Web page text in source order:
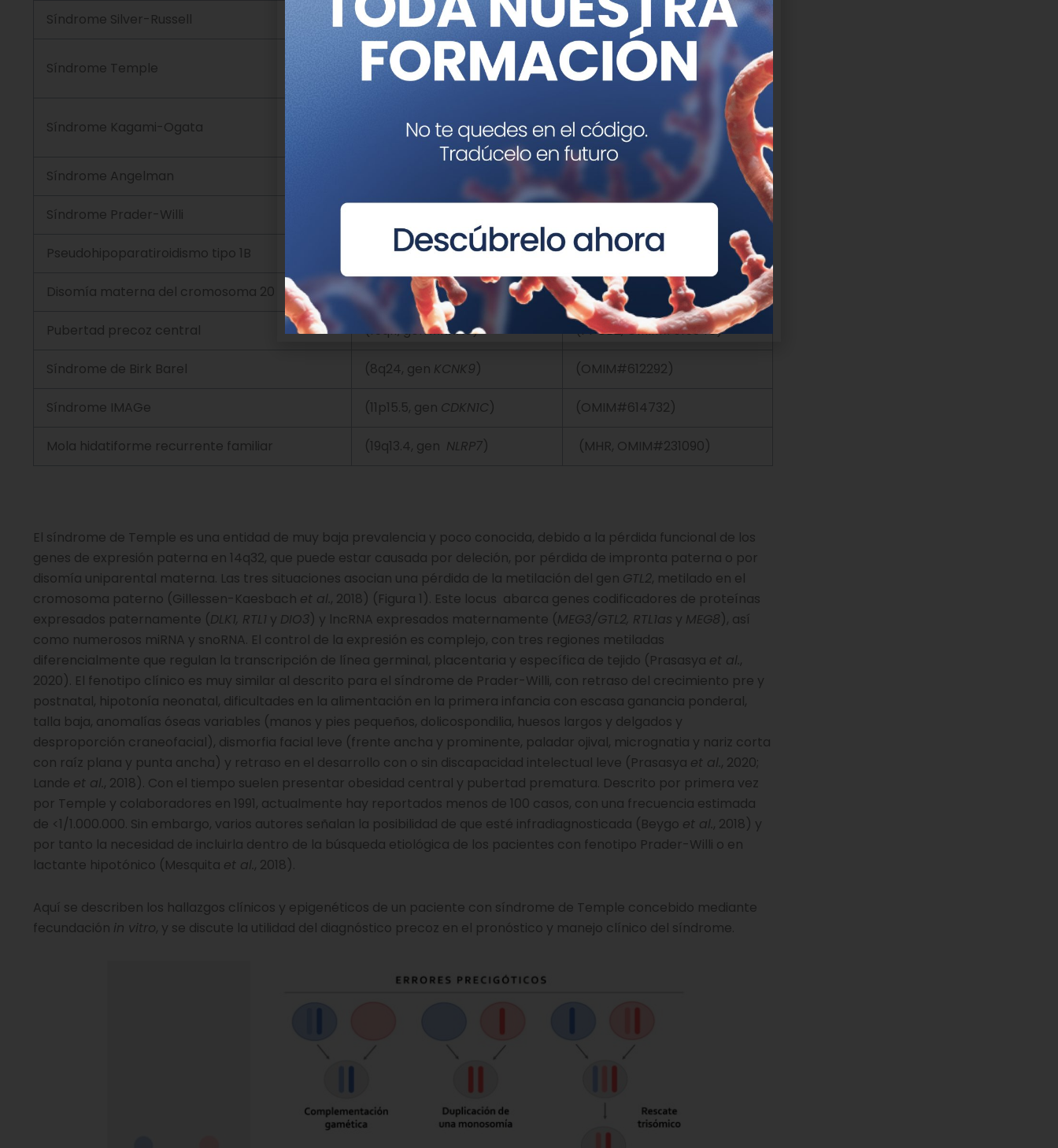
Síndrome Silver-Russell (11p15) (SRS, OMIM#180860)
Síndrome Temple (14q32)
(síndrome UPD 14 materna)
(OMIM#616222)
Síndrome Kagami-Ogata (14q32)
síndrome (UPD 14 paterna)
(OMIM#608149)
Síndrome Angelman (AS, OMIM#105830)
Síndrome Prader-Willi
Pseudohipoparatiroidismo tipo 1B (20q13) (PHP1B, OMIM#603233)
Disomía materna del cromosoma 20 (20q11-q13) (MBCS, #617352)
Pubertad precoz central (15q11, genMKRN3) (PPCB2, OMIM#615346)
Síndrome de Birk Barel (8q24, gen KCNK9) (OMIM#612292)
Síndrome IMAGe (11p15.5, gen CDKN1C) (OMIM#614732)
Mola hidatiforme recurrente familiar (19q13.4, gen NLRP7) (MHR, OMIM#231090)
El síndrome de Temple es una entidad de muy baja prevalencia y poco conocida, debido a la pérdida funcional de los
genes de expresión paterna en 14q32, que puede estar causada por deleción, por pérdida de impronta paterna o por
disomía uniparental materna. Las tres situaciones asocian una pérdida de la metilación del gen GTL2, metilado en el
cromosoma paterno (Gillessen-Kaesbach et al., 2018) (Figura 1). Este locus abarca genes codificadores de proteínas
expresados ​​paternamente (DLK1, RTL1 y DIO3) y lncRNA expresados ​​​​maternamente (MEG3/GTL2, RTL1as y MEG8), así
como numerosos miRNA y snoRNA. El control de la expresión es complejo, con tres regiones metiladas
diferencialmente que regulan la transcripción de línea germinal, placentaria y específica de tejido (Prasasya et al.,
2020). El fenotipo clínico es muy similar al descrito para el síndrome de Prader-Willi, con retraso del crecimiento pre y
postnatal, hipotonía neonatal, dificultades en la alimentación en la primera infancia con escasa ganancia ponderal,
talla baja, anomalías óseas variables (manos y pies pequeños, dolicospondilia, huesos largos y delgados y
desproporción craneofacial), dismorfia facial leve (frente ancha y prominente, paladar ojival, micrognatia y nariz corta
con raíz plana y punta ancha) y retraso en el desarrollo con o sin discapacidad intelectual leve (Prasasya et al., 2020;
Lande et al., 2018). Con el tiempo suelen presentar obesidad central y pubertad prematura. Descrito por primera vez
por Temple y colaboradores en 1991, actualmente hay reportados menos de 100 casos, con una frecuencia estimada
de <1/1.000.000. Sin embargo, varios autores señalan la posibilidad de que esté infradiagnosticada (Beygo et al., 2018) y
por tanto la necesidad de incluirla dentro de la búsqueda etiológica de los pacientes con fenotipo Prader-Willi o en
lactante hipotónico (Mesquita et al., 2018).
Aquí se describen los hallazgos clínicos y epigenéticos de un paciente con síndrome de Temple concebido mediante
fecundación in vitro, y se discute la utilidad del diagnóstico precoz en el pronóstico y manejo clínico del síndrome.